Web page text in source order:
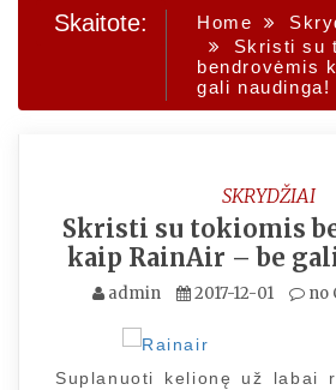
Skaitote: Home
Skristi su
bendrovėmis
gali naudinga!
SKRYDŽIAI
Skristi su tokiomis
kaip RainAir – be
admin 2017-12-01 no
Suplanuoti kelionę už labai